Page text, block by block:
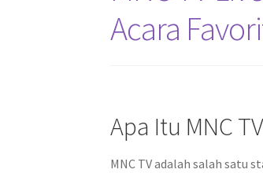
Acara
Apa Itu MNC
MNC TV adalah salah satu